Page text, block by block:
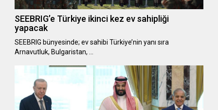
SEEBRIG’e Türkiye ikinci kez ev sahipliği
yapacak
SEEBRIG bünyesinde; ev sahibi Türkiye’nin yanı sıra
Arnavutluk, Bulgaristan, …